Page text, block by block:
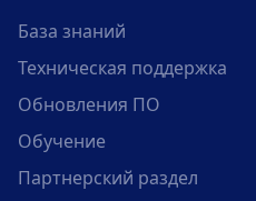
База знаний
Техническая поддержка
Обновления ПО
Обучение
Партнерский раздел